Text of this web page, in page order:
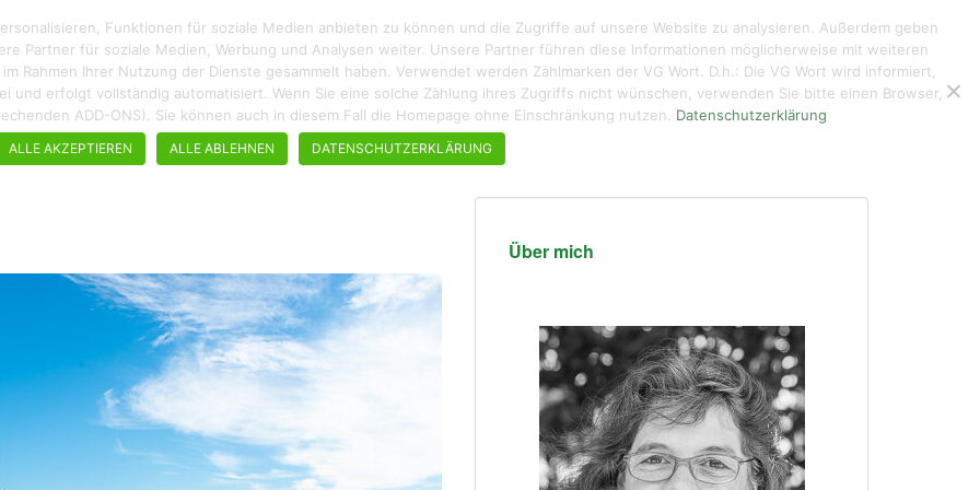
ROADTRIPS WANDERN STÄDTEBUMMEL REZEPTE KUNTERBUNTES ÜBER MICH DE/EN KONTAKT
Über mich
Funktionen für soziale Medien anbieten zu können und die Zugriffe auf unsere Website zu analysieren. Außerdem geben
Partner für soziale Medien, Werbung und Analysen weiter. Unsere Partner führen diese Informationen möglicherweise mit weiteren
Rahmen Ihrer Nutzung der Dienste gesammelt haben. Verwendet werden Zählmarken der VG Wort. D.h.: Die VG Wort wird informiert,
erfolgt vollständig automatisiert. Wenn Sie eine solche Zählung ihres Zugriffs nicht wünschen, verwenden Sie bitte einen Browser,
ADD-ONS). Sie können auch in diesem Fall die Homepage ohne Einschränkung nutzen. Datenschutzerklärung
ALLE AKZEPTIEREN ALLE ABLEHNEN DATENSCHUTZERKLÄRUNG